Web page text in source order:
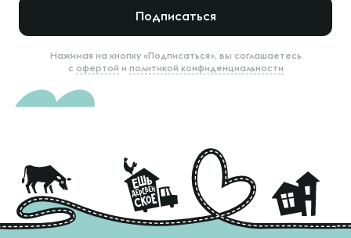
Подписаться
Нажимая на кнопку «Подписаться», вы соглашаетесь
с офертой и политикой конфиденциальности